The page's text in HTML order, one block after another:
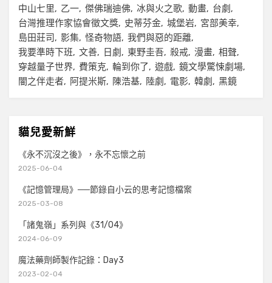
中山七里
乙一 傑佛瑞迪佛 冰與火之歌 動畫
台劇
台灣推理作家協會徵文獎
史蒂芬金 城堡岩
宮部美幸
島田莊司
影集 怪奇物語 我們與惡的距離
我要準時下班
文善 日劇 東野圭吾 殺戒 漫畫 相聲
穿越量子世界
費策克 輪到你了 遊戲 鏡文學驚悚劇場
闇之伴走者
阿提米斯 陳浩基 陸劇 電影 韓劇 黑鏡
貓兒愛新鮮
《永不沉沒之後》，永不忘懷之前
2025-06-04
《記憶管理局》──節錄自小云的思考記憶檔案
2025-03-08
「諸鬼嶺」系列與《31/04》
2024-06-09
魔法藥劑師製作記錄：Day3
2023-02-04